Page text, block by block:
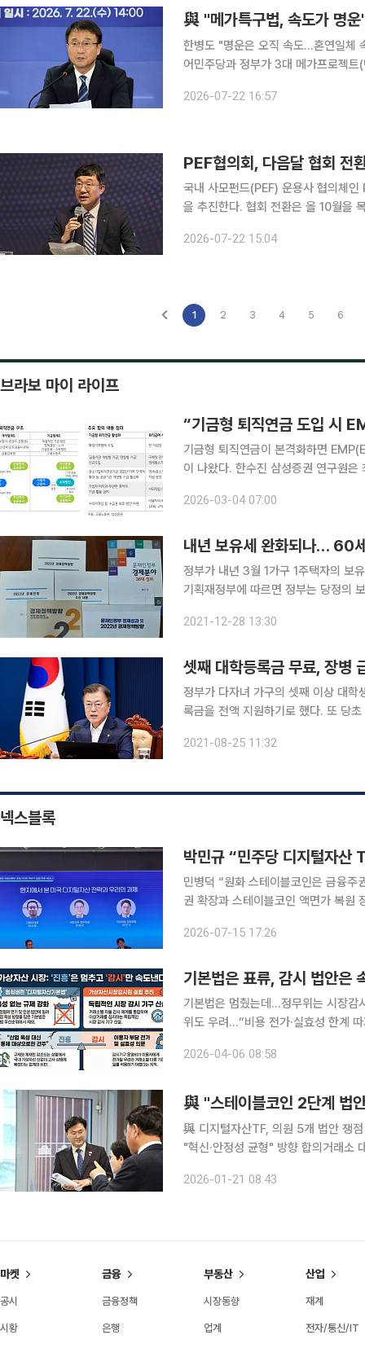
與 "메가특구법, 속도가 명
한병도 "명운은 오직 속도…혼연일체
어민주당과 정부가 3대 메가프로젝트
위원회는 22일 오후 국회 의원회관
2026-07-22 16:57
PEF협의회, 다음달 협회 전
국내 사모펀드(PEF) 운용사 협의체
을 추진한다. 협회 전환은 올 10월을 목표로 한다. 22일 투자은행(IB) 업계
총회를 열고 협회 전환 결의를 할 예
2026-07-22 15:04
1 2 3 4 5 6
브라보 마이 라이프
“기금형 퇴직연금 도입 시
기금형 퇴직연금이 본격화하면
이 나왔다. 한수진 삼성증권 연구원은 최근 보고서를 통해 “중장기적으로 퇴직연금은 전문적 자산배
리오 형태의 투자 전략, 즉 EMP 수요
2026-03-04 07:00
내년 보유세 완화되나… 60
정부가 내년 3월 1가구 1주택자의 보
기획재정부에 따르면 정부는 당정의
직전 연도 소득이 3000만 원 이하인
2021-12-28 13:30
셋째 대학등록금 무료, 장병
정부가 다자녀 가구의 셋째 이상 대학
록금을 전액 지원하기로 했다. 또 당
날 오후 청년정책조정위원회와 정부
2021-08-25 11:32
넥스블록
박민규 “민주당 디지털자
민병덕 “원화 스테이블코인은 금융주
권 확장과 스테이블코인 액면가 복원
운데, 한국도 올해 하반기 디지털자산
2026-07-15 17:26
기본법은 표류, 감시 법안은
기본법은 멈췄는데…정무위는 시장감
위도 우려…“비용 전가·실효성 한계 따져봐야” 디지털자산기본법 논의에 진전
우려가 커지는 분위기다. 가상자산
2026-04-06 08:58
與 "스테이블코인 2단계 법
與 디지털자산TF, 의원 5개 법안 쟁
"혁신·안정성 균형" 방향 합의거래소 대주주 지분 제
의를 거쳐 2월 초 '스테이블코인 2단
2026-01-21 08:43
마켓
공시
시황
금융
금융정책
은행
부동산
시장동향
업계
산업
재계
전자/통신/IT